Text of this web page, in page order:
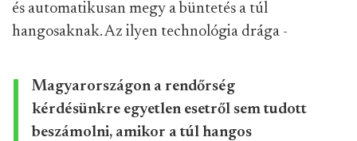
és automatikusan megy a büntetés a túl
hangosaknak. Az ilyen technológia drága -
Magyarországon a rendőrség
kérdésünkre egyetlen esetről sem tudott
beszámolni, amikor a túl hangos